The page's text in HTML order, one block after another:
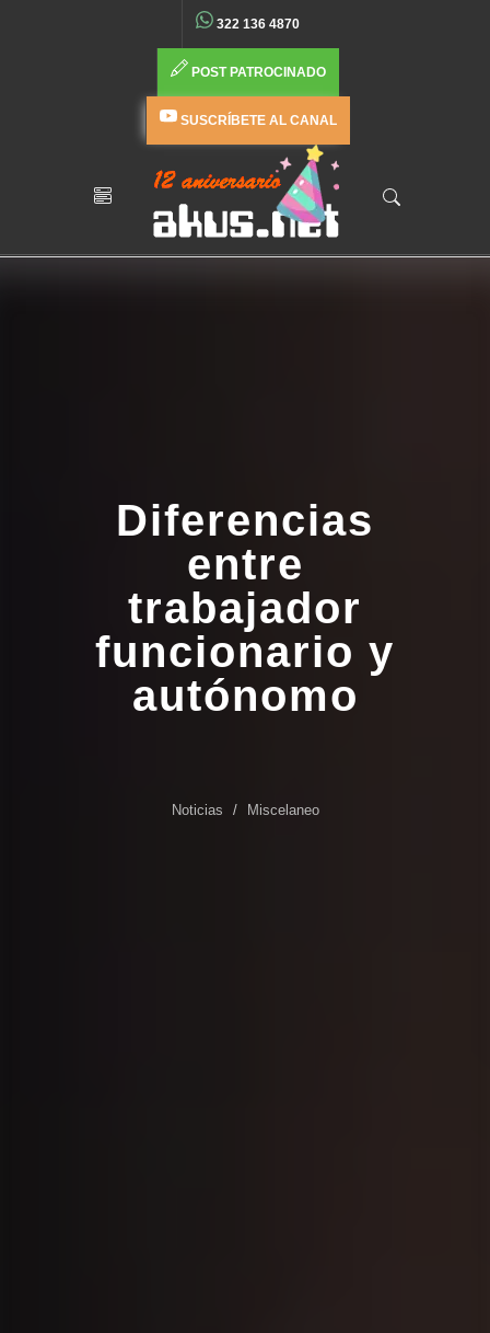
322 136 4870
POST PATROCINADO
SUSCRÍBETE AL CANAL
Diferencias
entre
trabajador
funcionario y
autónomo
Noticias Miscelaneo